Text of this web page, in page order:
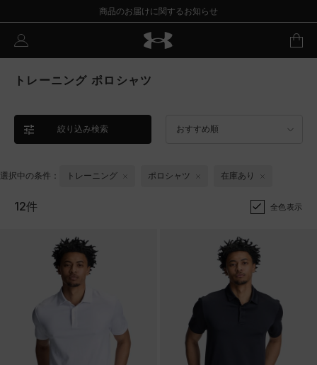
商品のお届けに関するお知らせ
トレーニング ポロシャツ
絞り込み検索 おすすめ順
選択中の条件： トレーニング ポロシャツ 在庫あり
12件 全色表示